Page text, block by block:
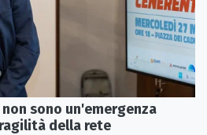
sono un'emergenza
della rete